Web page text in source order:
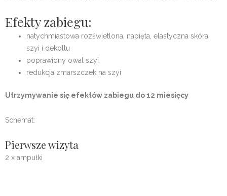
Efekty zabiegu:
natychmiastowa rozświetlona, napięta, elastyczna skóra
szyi i dekoltu
poprawiony owal szyi
redukcja zmarszczek na szyi
Utrzymywanie się efektów zabiegu do 12 miesięcy
Schemat:
Pierwsze wizyta
2 x ampułki